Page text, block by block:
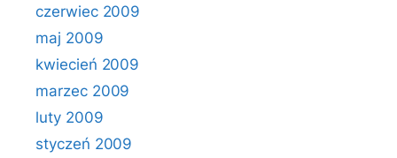
czerwiec 2009
maj 2009
kwiecień 2009
marzec 2009
luty 2009
styczeń 2009